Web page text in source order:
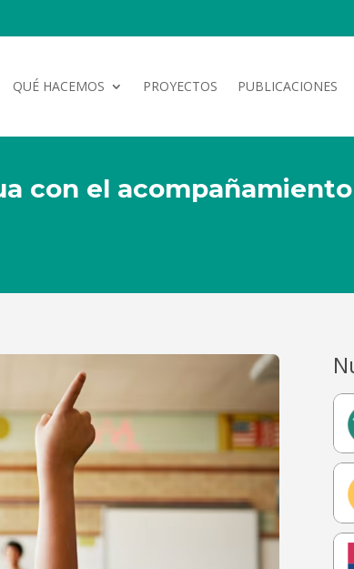
QUÉ HACEMOS PROYECTOS PUBLICACIONES
con el